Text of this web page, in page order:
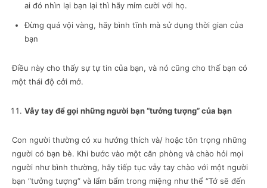
ai đó nhìn lại bạn lại thì hãy mỉm cười với họ.
Đừng quá vội vàng, hãy bình tĩnh mà sử dụng thời gian của
bạn
Điều này cho thấy sự tự tin của bạn, và nó cũng cho thấ bạn có
một thái độ cởi mở.
Vẫy tay để gọi những người bạn “tưởng tượng” của bạn
Con người thường có xu hướng thích và/ hoặc tôn trọng những
người có bạn bè. Khi bước vào một căn phòng và chào hỏi mọi
người như bình thường, hãy tiếp tục vẫy tay chào với một người
bạn “tưởng tượng” và lẩm bẩm trong miệng như thể “Tớ sẽ đến